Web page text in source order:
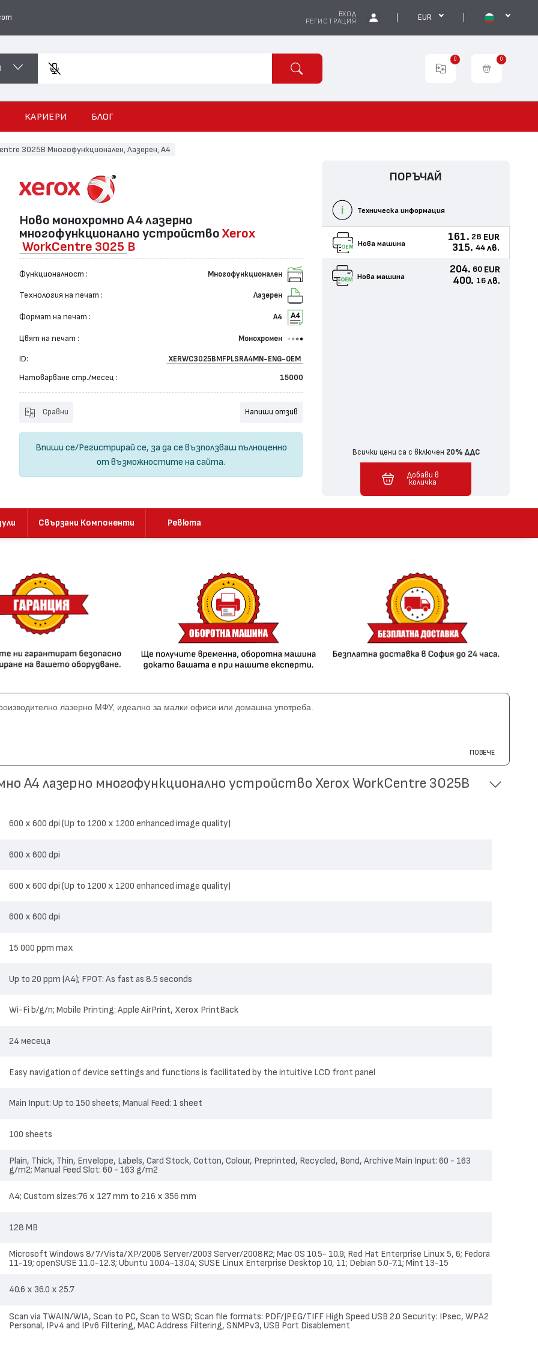
ВХОД
РЕГИСТРАЦИЯ
EUR
0 0
КАРИЕРИ БЛОГ
3025B Многофункционален, Лазерен, А4
Ново монохромно А4 лазернo
многофункционално устройство Xerox
WorkCentre 3025 B
Функционалност : Многофункционален
Технология на печат : Лазерен
Формат на печат : А4
Цвят на печат : Монохромен
ID: XERWC3025BMFPLSRA4MN-ENG-OEM
Натоварване стр./месец : 15000
Сравни Напиши отзив
Впиши се/Регистрирай се, за да се възползваш пълноценно
от възможностите на сайта.
ПОРЪЧАЙ
Техническа информация
Нова машина
161. 28 EUR
315. 44 лв.
Нова машина
204. 60 EUR
400. 16 лв.
Всички цени са с включен 20% ДДС
Добавен в количка
Добави в
количка
Свързани Компоненти Ревюта
лазерно МФУ, идеално за малки офиси или домашна употреба.
Fi Direct
ПОВЕЧЕ
А4 лазернo многофункционално устройство Xerox WorkCentre 3025B
600 x 600 dpi (Up to 1200 x 1200 enhanced image quality)
600 x 600 dpi
600 x 600 dpi (Up to 1200 x 1200 enhanced image quality)
600 x 600 dpi
15 000 ppm max
Up to 20 ppm (A4); FPOT: As fast as 8.5 seconds
Wi-Fi b/g/n; Mobile Printing: Apple AirPrint, Xerox PrintBack
24 месеца
Easy navigation of device settings and functions is facilitated by the intuitive LCD front panel
Main Input: Up to 150 sheets; Manual Feed: 1 sheet
100 sheets
Plain, Thick, Thin, Envelope, Labels, Card Stock, Cotton, Colour, Preprinted, Recycled, Bond, Archive Main Input: 60 - 163
g/m2; Manual Feed Slot: 60 - 163 g/m2
A4; Custom sizes:76 x 127 mm to 216 x 356 mm
128 MB
Microsoft Windows 8/7/Vista/XP/2008 Server/2003 Server/2008R2; Mac OS 10.5- 10.9; Red Hat Enterprise Linux 5, 6; Fedora
11-19; openSUSE 11.0-12.3; Ubuntu 10.04-13.04; SUSE Linux Enterprise Desktop 10, 11; Debian 5.0-7.1; Mint 13-15
40.6 x 36.0 x 25.7
Scan via TWAIN/WIA, Scan to PC, Scan to WSD; Scan file formats: PDF/JPEG/TIFF High Speed USB 2.0 Security: IPsec, WPA2
Personal, IPv4 and IPv6 Filtering, MAC Address Filtering, SNMPv3, USB Port Disablement